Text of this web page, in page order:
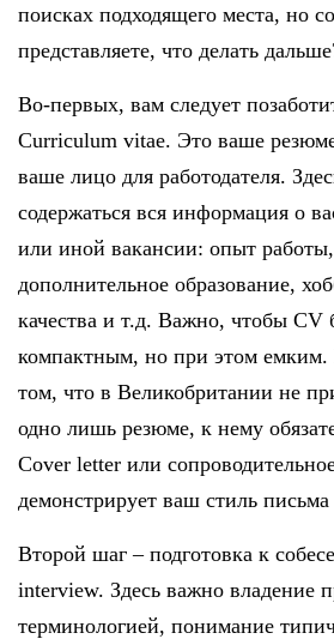
поисках подходящего места, но
представляете, что делать
Во-первых, вам следует
Сurriculum vitae. Это ваше
ваше лицо для работодателя.
содержаться вся информация о
или иной вакансии: опыт
дополнительное образование,
качества и т.д. Важно, чтобы CV
компактным, но при этом емким.
том, что в Великобритании не
одно лишь резюме, к нему
Cover letter или
демонстрирует ваш стиль
Второй шаг – подготовка к
interview. Здесь важно владение
терминологией, понимание